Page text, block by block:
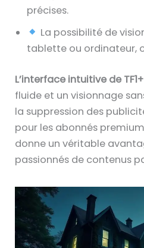
précises.
La possibilité de
tablette ou ordinateur,
L’interface intuitive de TF1+
fluide et un visionnage
la suppression des
pour les abonnés
donne un véritable
passionnés de contenus